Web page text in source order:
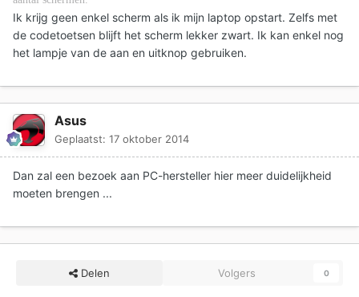
Ik krijg geen enkel scherm als ik mijn laptop opstart. Zelfs met
de codetoetsen blijft het scherm lekker zwart. Ik kan enkel nog
het lampje van de aan en uitknop gebruiken.
Asus
Geplaatst: 17 oktober 2014
Dan zal een bezoek aan PC-hersteller hier meer duidelijkheid
moeten brengen ...
Delen Volgers 0